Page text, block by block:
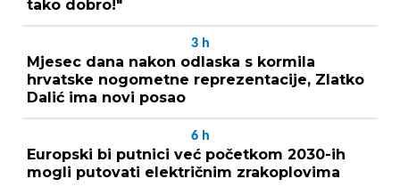
tako dobro!"
3 h
Mjesec dana nakon odlaska s kormila
hrvatske nogometne reprezentacije, Zlatko
Dalić ima novi posao
6 h
Europski bi putnici već početkom 2030-ih
mogli putovati električnim zrakoplovima